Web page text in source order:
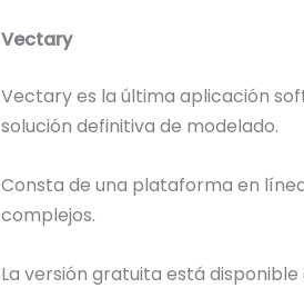
Vectary
Vectary es la última aplicación
solución definitiva de modelado.
Consta de una plataforma en
complejos.
La versión gratuita está